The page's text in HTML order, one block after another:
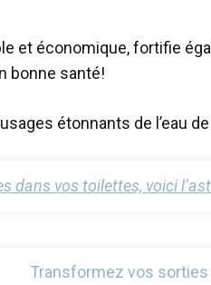
et économique, fortifie
bonne santé!
étonnants de l’eau
dans vos toilettes, voici
Transformez vos